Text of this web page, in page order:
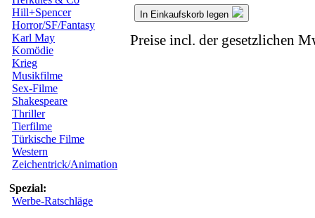
Hill+Spencer
Horror/SF/Fantasy
Karl May
Komödie
Krieg
Musikfilme
Sex-Filme
Shakespeare
Thriller
Tierfilme
Türkische Filme
Western
Zeichentrick/Animation
Spezial:
Werbe-Ratschläge
In Einkaufskorb legen
Preise incl. der gesetzlichen